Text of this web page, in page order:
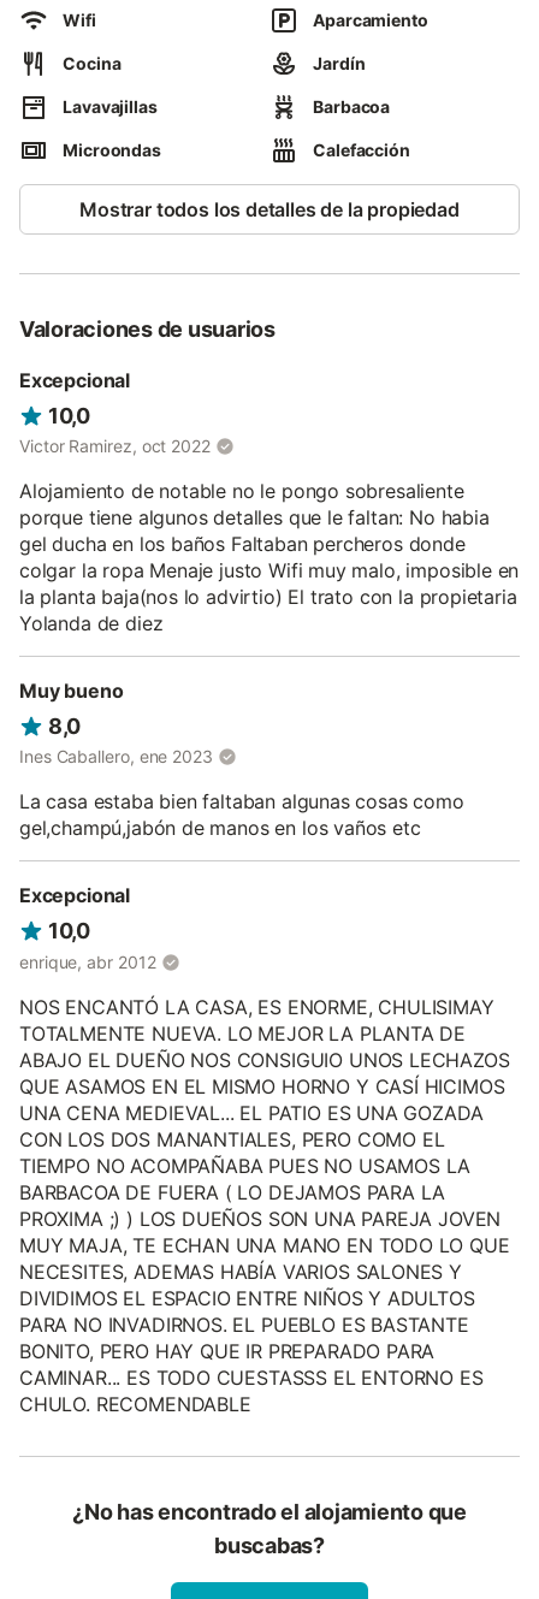
La casa también dispone de un amplio porche cubierto con
mesas, una excelente barbacoa y una zona con césped.
Tenemos tres manantiales de agua natural de los cuales
conjunto de calefacción de gasoil.
Wifi Aparcamiento
Cocina Jardín
Lavavajillas Barbacoa
Microondas Calefacción
Mostrar todos los detalles de la propiedad
Valoraciones de usuarios
Excepcional
10,0
Victor Ramirez, oct 2022
Alojamiento de notable no le pongo sobresaliente
porque tiene algunos detalles que le faltan: No habia
gel ducha en los baños Faltaban percheros donde
colgar la ropa Menaje justo Wifi muy malo, imposible en
la planta baja(nos lo advirtio) El trato con la propietaria
Yolanda de diez
Muy bueno
8,0
Ines Caballero, ene 2023
La casa estaba bien faltaban algunas cosas como
gel,champú,jabón de manos en los vaños etc
Excepcional
10,0
enrique, abr 2012
NOS ENCANTÓ LA CASA, ES ENORME, CHULISIMAY
TOTALMENTE NUEVA. LO MEJOR LA PLANTA DE
ABAJO EL DUEÑO NOS CONSIGUIO UNOS LECHAZOS
QUE ASAMOS EN EL MISMO HORNO Y CASÍ HICIMOS
UNA CENA MEDIEVAL... EL PATIO ES UNA GOZADA
CON LOS DOS MANANTIALES, PERO COMO EL
TIEMPO NO ACOMPAÑABA PUES NO USAMOS LA
BARBACOA DE FUERA ( LO DEJAMOS PARA LA
PROXIMA ;) ) LOS DUEÑOS SON UNA PAREJA JOVEN
MUY MAJA, TE ECHAN UNA MANO EN TODO LO QUE
NECESITES, ADEMAS HABÍA VARIOS SALONES Y
DIVIDIMOS EL ESPACIO ENTRE NIÑOS Y ADULTOS
PARA NO INVADIRNOS. EL PUEBLO ES BASTANTE
BONITO, PERO HAY QUE IR PREPARADO PARA
CAMINAR... ES TODO CUESTASSS EL ENTORNO ES
CHULO. RECOMENDABLE
¿No has encontrado el alojamiento que
buscabas?